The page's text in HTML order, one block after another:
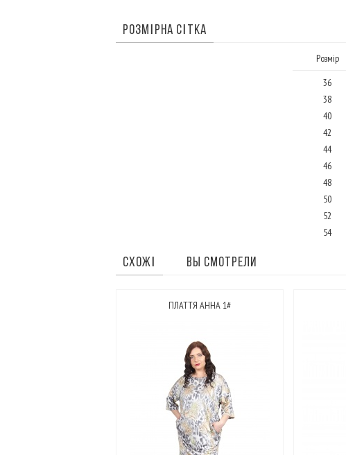
РОЗМІРНА СІТКА
Розмір
36
38
40
42
44
46
48
50
52
54
СХОЖІ ВЫ СМОТРЕЛИ
ПЛАТТЯ АННА 1#